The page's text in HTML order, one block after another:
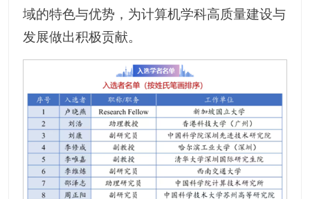
域的特色与优势，为计算机学科高质量建设与
发展做出积极贡献。